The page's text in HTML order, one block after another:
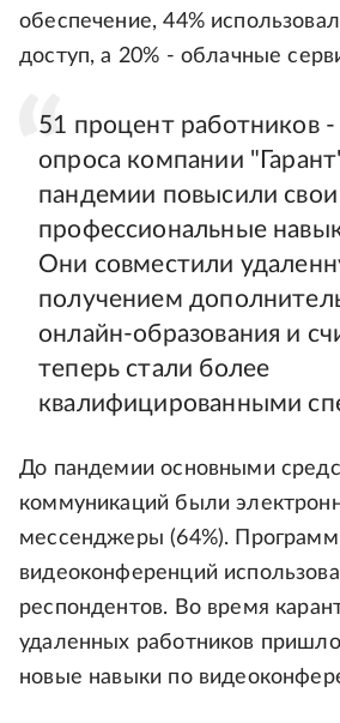
обеспечение, 44%
доступ, а 20% - облачные
51 процент работников -
опроса компании
пандемии повысили свои
профессиональные
Они совместили
получением
онлайн-образования и
теперь стали более
квалифицированными
До пандемии основными
коммуникаций были
мессенджеры (64%).
видеоконференций
респондентов. Во время
удаленных работников
новые навыки по